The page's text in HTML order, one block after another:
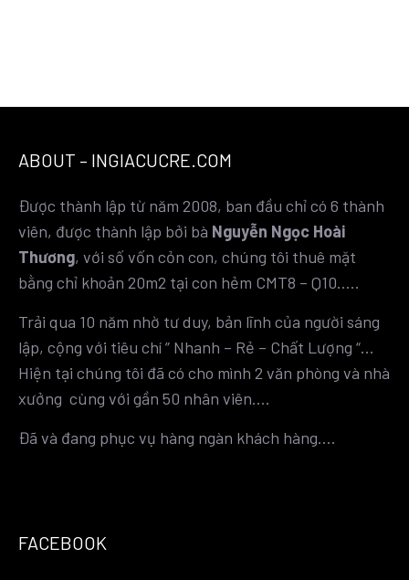
ABOUT – INGIACUCRE.COM
Được thành lập từ năm 2008, ban đầu chỉ có 6 thành
viên, được thành lập bởi bà Nguyễn Ngọc Hoài
Thương, với số vốn cỏn con, chúng tôi thuê mặt
bằng chỉ khoản 20m2 tại con hẻm CMT8 – Q10…..
Trải qua 10 năm nhờ tư duy, bản lĩnh của người sáng
lập, cộng với tiêu chí ” Nhanh – Rẻ – Chất Lượng “…
Hiện tại chúng tôi đã có cho mình 2 văn phòng và nhà
xưởng cùng với gần 50 nhân viên….
Đã và đang phục vụ hàng ngàn khách hàng….
FACEBOOK